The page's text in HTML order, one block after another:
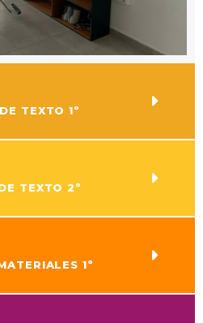
TEXTO 1º
TEXTO 2º
1º